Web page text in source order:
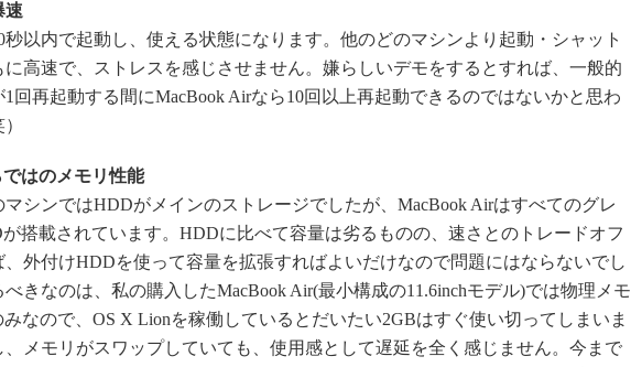
速
秒以内で起動し、使える状態になります。他のどのマシンより起動・シャット
に高速で、ストレスを感じさせません。嫌らしいデモをするとすれば、一般的
1回再起動する間にMacBook Airなら10回以上再起動できるのではないかと思わ
ではのメモリ性能
マシンではHDDがメインのストレージでしたが、MacBook Airはすべてのグレ
が搭載されています。HDDに比べて容量は劣るものの、速さとのトレードオフ
、外付けHDDを使って容量を拡張すればよいだけなので問題にはならないでし
べきなのは、私の購入したMacBook Air(最小構成の11.6inchモデル)では物理メモ
みなので、OS X Lionを稼働しているとだいたい2GBはすぐ使い切ってしまいま
、メモリがスワップしていても、使用感として遅延を全く感じません。今まで